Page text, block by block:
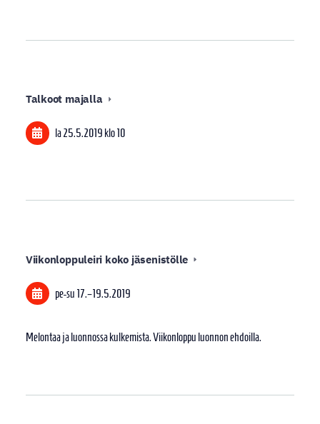
Talkoot majalla
la 25.5.2019 klo 10
Viikonloppuleiri koko jäsenistölle
pe-su 17.–19.5.2019
Melontaa ja luonnossa kulkemista. Viikonloppu luonnon ehdoilla.